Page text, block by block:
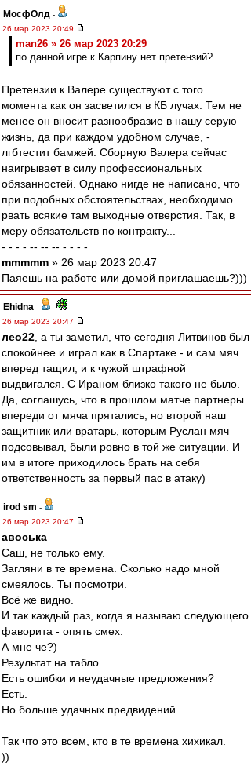
МосфОлд -
26 мар 2023 20:49
man26 » 26 мар 2023 20:29
по данной игре к Карпину нет претензий?
Претензии к Валере существуют с того
момента как он засветился в КБ лучах. Тем не
менее он вносит разнообразие в нашу серую
жизнь, да при каждом удобном случае, -
лгбтестит бамжей. Сборную Валера сейчас
наигрывает в силу профессиональных
обязанностей. Однако нигде не написано, что
при подобных обстоятельствах, необходимо
рвать всякие там выходные отверстия. Так, в
меру обязательств по контракту...
- - - - -- -- -- - - - -
mmmmm » 26 мар 2023 20:47
Паяешь на работе или домой приглашаешь?)))
Ehidna -
26 мар 2023 20:47
лео22 , а ты заметил, что сегодня Литвинов был
спокойнее и играл как в Спартаке - и сам мяч
вперед тащил, и к чужой штрафной
выдвигался. С Ираном близко такого не было.
Да, соглашусь, что в прошлом матче партнеры
впереди от мяча прятались, но второй наш
защитник или вратарь, которым Руслан мяч
подсовывал, были ровно в той же ситуации. И
им в итоге приходилось брать на себя
ответственность за первый пас в атаку)
irod sm -
26 мар 2023 20:47
авоська
Саш, не только ему.
Загляни в те времена. Сколько надо мной
смеялось. Ты посмотри.
Всё же видно.
И так каждый раз, когда я называю следующего
фаворита - опять смех.
А мне че?)
Результат на табло.
Есть ошибки и неудачные предложения?
Есть.
Но больше удачных предвидений.
Так что это всем, кто в те времена хихикал.
))